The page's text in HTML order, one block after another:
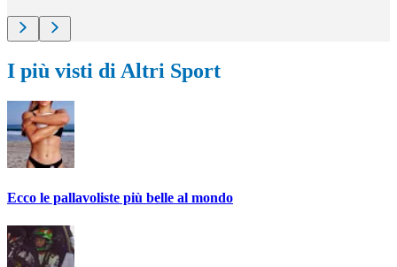
I più visti di Altri Sport
Ecco le pallavoliste più belle al mondo